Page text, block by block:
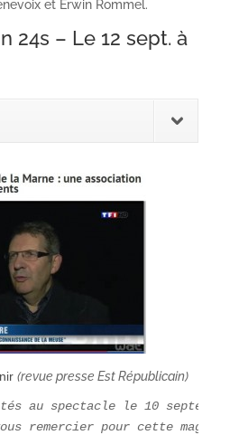
et Erwin Rommel.
24s – Le 12 sept. à
(revue presse Est Républicain)
au spectacle le 10 septembre.
remercier pour cette